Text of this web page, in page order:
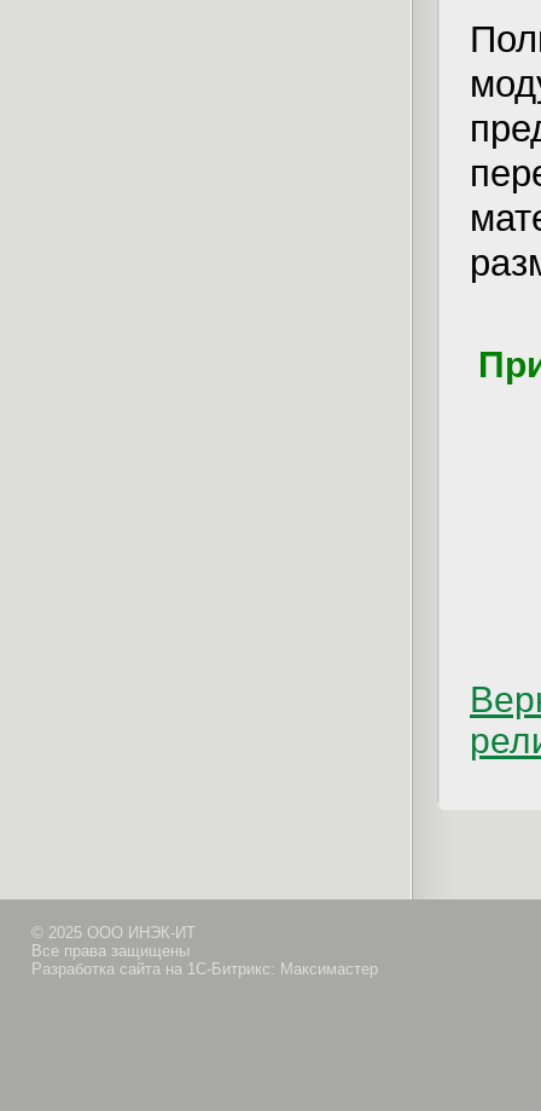
© 2025 ООО ИНЭК-ИТ
Все права защищены
Разработка сайта на 1С-Битрикс: Максимастер